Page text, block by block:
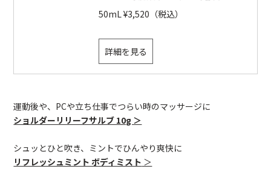
50mL ¥3,520（税込）
詳細を見る
運動後や、PCや立ち仕事でつらい時のマッサージに
ショルダーリリーフサルブ 10g ＞
シュッとひと吹き、ミントでひんやり爽快に
リフレッシュミント ボディミスト ＞